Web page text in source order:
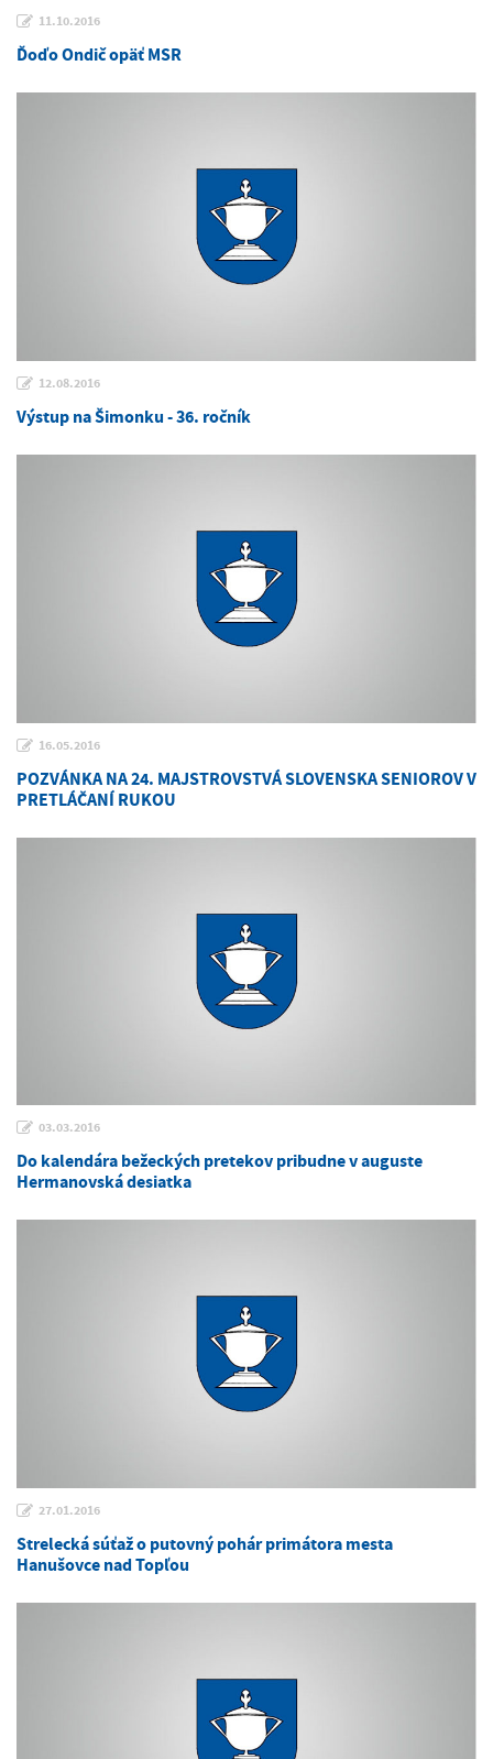
11.10.2016
Ďoďo Ondič opäť MSR
12.08.2016
Výstup na Šimonku - 36. ročník
16.05.2016
POZVÁNKA NA 24. MAJSTROVSTVÁ SLOVENSKA SENIOROV V
PRETLÁČANÍ RUKOU
03.03.2016
Do kalendára bežeckých pretekov pribudne v auguste
Hermanovská desiatka
27.01.2016
Strelecká súťaž o putovný pohár primátora mesta
Hanušovce nad Topľou